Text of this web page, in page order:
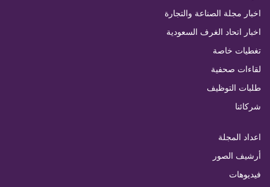
اخبار مجلة الصناعة والتجارة
اخبار اتحاد الغرف السعودية
تغطيات خاصة
لقاءات صحفية
طلبات التوظيف
شركائنا
اعداد المجلة
أرشيف الصور
فيديوهات